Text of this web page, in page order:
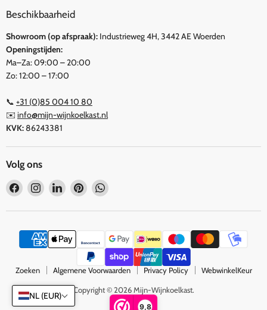
9,8
Beschikbaarheid
Showroom (op afspraak): Industrieweg 4H, 3442 AE Woerden
Openingstijden:
Ma–Za: 09:00 – 20:00
Zo: 12:00 – 17:00
📞 +31 (0)85 004 10 80
✉️ info@mijn-wijnkoelkast.nl
KVK:86243381
Volg ons
Vind
ons
op
Vind
ons
op
Vind
ons
op
Vind
ons
op
Vind
op
Zoeken Algemene Voorwaarden Privacy Policy WebwinkelKeur
Copyright © 2026 Mijn-Wijnkoelkast.
NL (EUR)